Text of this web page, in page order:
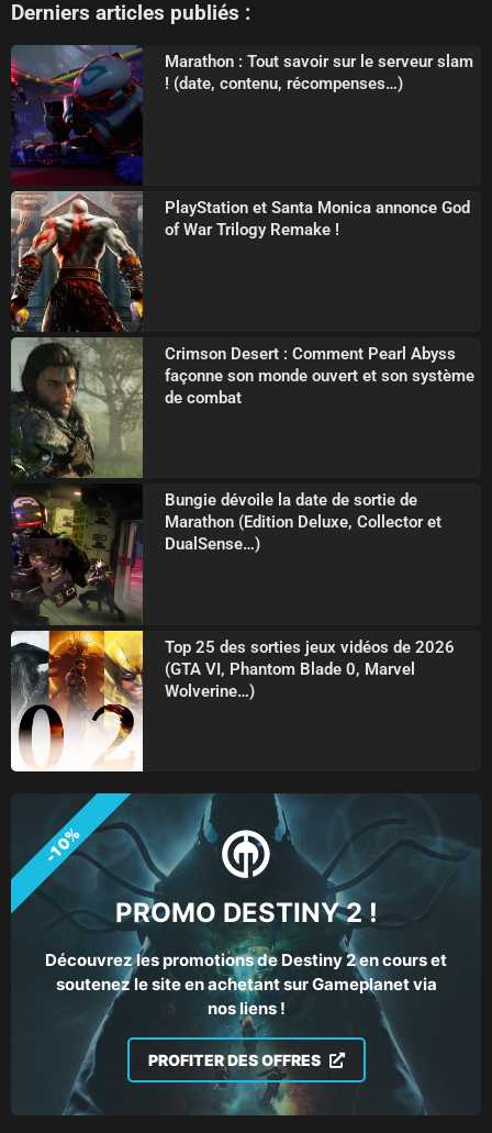
Derniers articles publiés :
Marathon : Tout savoir sur le serveur slam
! (date, contenu, récompenses…)
PlayStation et Santa Monica annonce God
of War Trilogy Remake !
Crimson Desert : Comment Pearl Abyss
façonne son monde ouvert et son système
de combat
Bungie dévoile la date de sortie de
Marathon (Edition Deluxe, Collector et
DualSense…)
Top 25 des sorties jeux vidéos de 2026
(GTA VI, Phantom Blade 0, Marvel
Wolverine…)
PROMO DESTINY 2 !
Découvrez les promotions de Destiny 2 en cours et
soutenez le site en achetant sur Gameplanet via
nos liens !
PROFITER DES OFFRES
-10%